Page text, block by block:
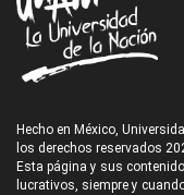
Hecho en México,
los derechos reservados
Esta página y sus
lucrativos, siempre y